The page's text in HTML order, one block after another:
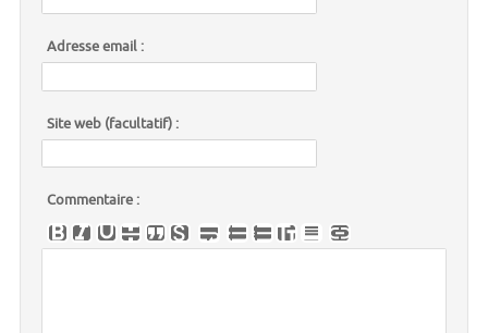
Adresse email :
Site web (facultatif) :
Commentaire :